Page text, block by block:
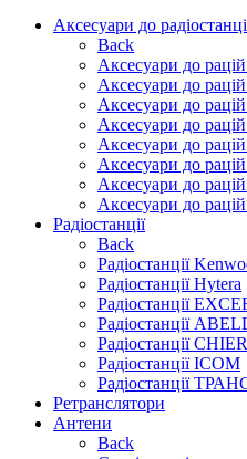
Аксесуари до
Back
Аксесуари до
Аксесуари до
Аксесуари до
Аксесуари до
Аксесуари до
Аксесуари до
Аксесуари до
Аксесуари до
Радіостанції
Back
Радіостанції
Радіостанції Hytera
Радіостанції
Радіостанції
Радіостанції
Радіостанції ICOM
Радіостанції
Ретранслятори
Антени
Back